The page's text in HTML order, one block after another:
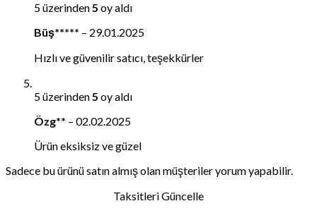
5 üzerinden5 oy aldı
Büş***** – 29.01.2025
Hızlı ve güvenilir satıcı, teşekkürler
5 üzerinden5 oy aldı
Özg** – 02.02.2025
Ürün eksiksiz ve güzel
Sadece bu ürünü satın almış olan müşteriler yorum yapabilir.
Taksitleri Güncelle